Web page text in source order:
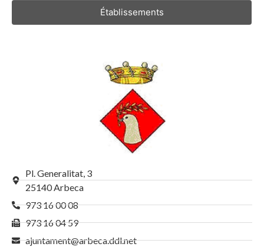
Établissements
Pl. Generalitat, 3
25140 Arbeca
973 16 00 08
973 16 04 59
ajuntament@arbeca.ddl.net